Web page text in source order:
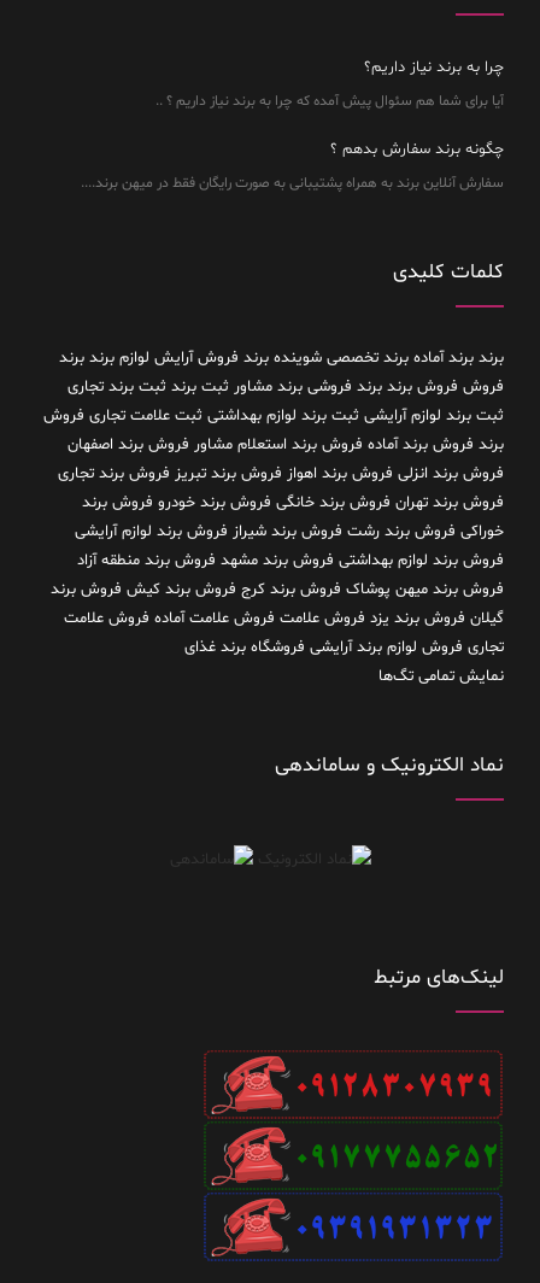
چرا به برند نیاز داریم؟
آیا برای شما هم سئوال پیش آمده که چرا به برند نیاز داریم ؟ ..
چگونه برند سفارش بدهم ؟
سفارش آنلاین برند به همراه پشتیبانی به صورت رایگان فقط در میهن برند....
کلمات کلیدی
برند برند آماده برند تخصصی شوینده برند فروش آرایش لوازم برند برند
فروش فروش برند برند فروشی برند مشاور ثبت برند ثبت برند تجاری
ثبت برند لوازم آرایشی ثبت برند لوازم بهداشتی ثبت علامت تجاری فروش
برند فروش برند آماده فروش برند استعلام مشاور فروش برند اصفهان
فروش برند انزلی فروش برند اهواز فروش برند تبریز فروش برند تجاری
فروش برند تهران فروش برند خانگی فروش برند خودرو فروش برند
خوراکی فروش برند رشت فروش برند شیراز فروش برند لوازم آرایشی
فروش برند لوازم بهداشتی فروش برند مشهد فروش برند منطقه آزاد
فروش برند میهن پوشاک فروش برند کرج فروش برند کیش فروش برند
گیلان فروش برند یزد فروش علامت فروش علامت آماده فروش علامت
تجاری فروش لوازم برند آرایشی فروشگاه برند غذای
نمایش تمامی تگ‌ها
نماد الکترونیک و ساماندهی
لینک‌های مرتبط